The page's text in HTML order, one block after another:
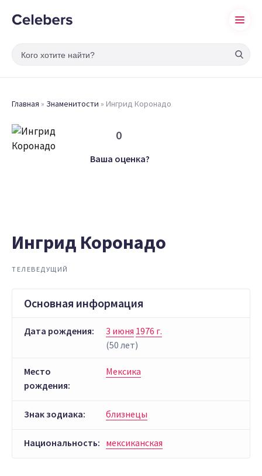
Главная » Знаменитости » Ингрид Коронадо
0
Ваша оценка?
Ингрид Коронадо
ТЕЛЕВЕДУЩИЙ
Основная информация
Дата рождения: 3 июня 1976 г.
(50 лет)
Место
рождения:
Мексика
Знак зодиака: близнецы
Национальность: мексиканская